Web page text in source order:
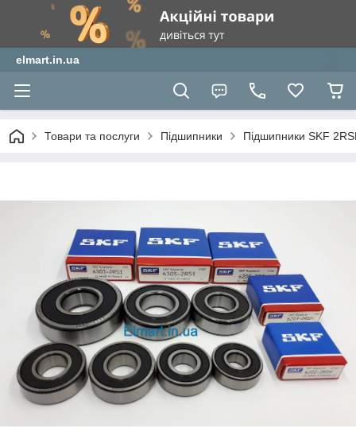
elmart.in.ua
Товари та послуги Підшипники Підшипники SKF